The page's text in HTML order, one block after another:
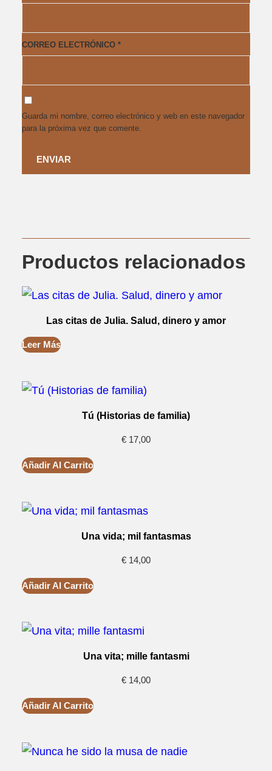
CORREO ELECTRÓNICO *
Guarda mi nombre, correo electrónico y web en este navegador
para la próxima vez que comente.
Productos relacionados
Las citas de Julia. Salud, dinero y amor
Leer Más
Tú (Historias de familia)
€ 17,00
Añadir Al Carrito
Una vida; mil fantasmas
€ 14,00
Añadir Al Carrito
Una vita; mille fantasmi
€ 14,00
Añadir Al Carrito